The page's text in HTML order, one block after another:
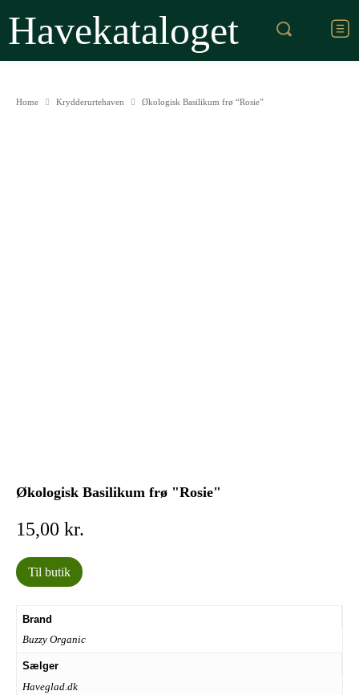
Havekataloget
Home Krydderurtehaven Økologisk Basilikum frø “Rosie”
Økologisk Basilikum frø "Rosie"
15,00 kr.
Til butik
Brand
Buzzy Organic
Sælger
Haveglad.dk